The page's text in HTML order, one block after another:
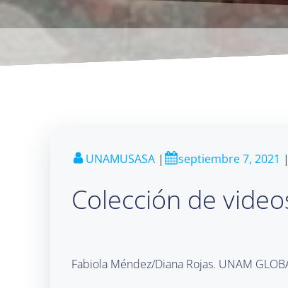
UNAMUSASA | septiembre 7, 2021 |
Colección de
Fabiola Méndez/Diana Rojas. UNAM